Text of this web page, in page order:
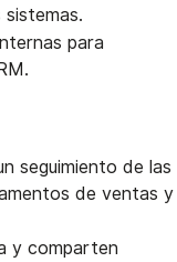
para
seguimiento de las
de ventas y
y comparten